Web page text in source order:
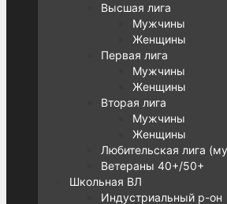
Высшая лига
Мужчины
Женщины
Первая лига
Мужчины
Женщины
Вторая лига
Мужчины
Женщины
Любительская лига
Ветераны 40+/50+
Школьная ВЛ
Индустриальный р-он